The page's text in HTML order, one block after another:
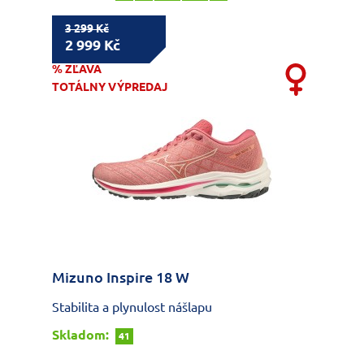
3 299 Kč
2 999 Kč
% ZĽAVA
TOTÁLNY VÝPREDAJ
Mizuno Inspire 18 W
Stabilita a plynulost nášlapu
Skladom:
41